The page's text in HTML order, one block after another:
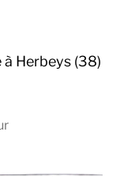
Herbeys (38)